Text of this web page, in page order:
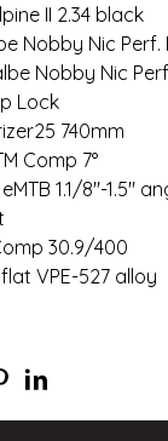
II 2.34 black
Nobby Nic Perf.
Nobby Nic
Lock
740mm
Comp 7°
1.1/8"-1.5"
30.9/400
VPE-527 alloy